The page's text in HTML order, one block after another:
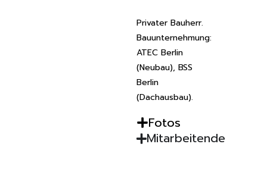
Privater Bauherr.
Bauunternehmung:
ATEC Berlin
(Neubau), BSS
Berlin
(Dachausbau).
Fotos
Mitarbeitende